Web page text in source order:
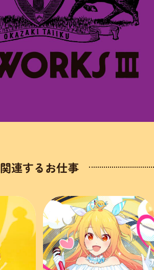
関連するお仕事